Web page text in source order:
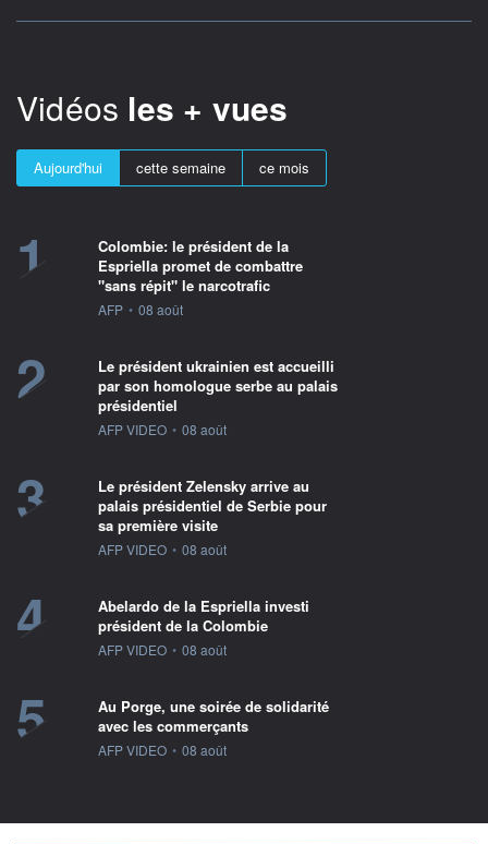
Vidéos les + vues
Aujourd'hui cette semaine ce mois
1
Colombie: le président de la
Espriella promet de combattre
"sans répit" le narcotrafic
information fournie par
AFP • 08 août
2
Le président ukrainien est accueilli
par son homologue serbe au palais
présidentiel
information fournie par
AFP VIDEO • 08 août
3
Le président Zelensky arrive au
palais présidentiel de Serbie pour
sa première visite
information fournie par
AFP VIDEO • 08 août
4
Abelardo de la Espriella investi
président de la Colombie
information fournie par
AFP VIDEO • 08 août
5
Au Porge, une soirée de solidarité
avec les commerçants
information fournie par
AFP VIDEO • 08 août